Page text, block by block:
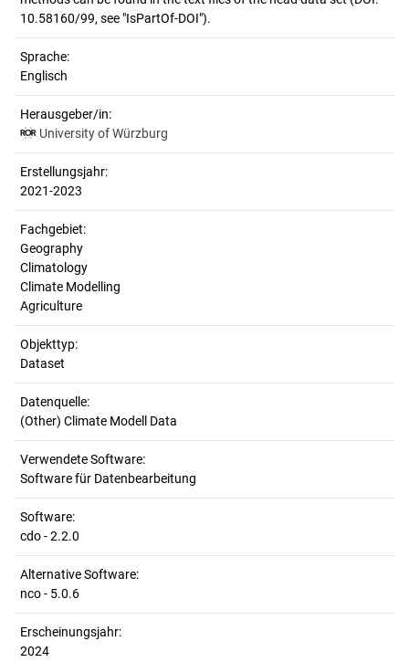
10.58160/99, see "IsPartOf-DOI").
Sprache:
Englisch
Herausgeber/in:
University of Würzburg
Erstellungsjahr:
2021-2023
Fachgebiet:
Geography
Climatology
Climate Modelling
Agriculture
Objekttyp:
Dataset
Datenquelle:
(Other) Climate Modell Data
Verwendete Software:
Software für Datenbearbeitung
Software:
cdo - 2.2.0
Alternative Software:
nco - 5.0.6
Erscheinungsjahr:
2024